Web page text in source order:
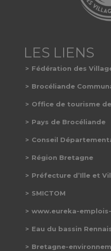
Fédération des
Brocéliande
Office de tourisme
Pays de Brocéliande
Conseil
Région Bretagne
Préfecture d’Ille et
SMICTOM
www.eureka-
Eau du bassin
Bretagne-